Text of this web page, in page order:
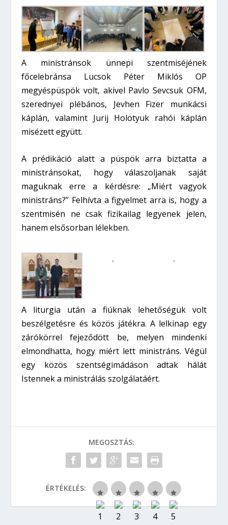
A ministránsok ünnepi szentmiséjének
főcelebránsa Lucsok Péter Miklós OP
megyéspüspök volt, akivel Pavlo Sevcsuk OFM,
szerednyei plébános, Jevhen Fizer munkácsi
káplán, valamint Jurij Holotyuk rahói káplán
misézett együtt.
A prédikáció alatt a püspök arra biztatta a
ministránsokat, hogy válaszoljanak saját
maguknak erre a kérdésre: „Miért vagyok
ministráns?” Felhívta a figyelmet arra is, hogy a
szentmisén ne csak fizikailag legyenek jelen,
hanem elsősorban lélekben.
A liturgia után a fiúknak lehetőségük volt
beszélgetésre és közös játékra. A lelkinap egy
zárókörrel fejeződött be, melyen mindenki
elmondhatta, hogy miért lett ministráns. Végül
egy közös szentségimádáson adtak hálát
Istennek a ministrálás szolgálatáért.
MEGOSZTÁS:
ÉRTÉKELÉS: